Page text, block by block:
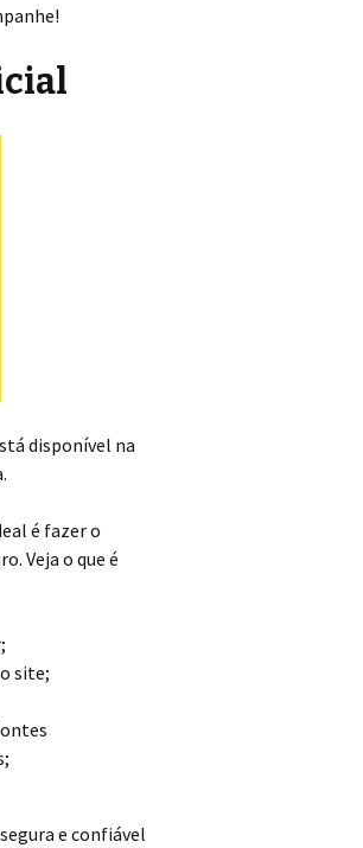
disponível na
é fazer o
Veja o que é
site;
e confiável